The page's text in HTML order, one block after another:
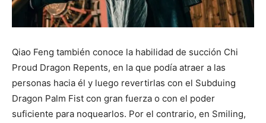
Qiao Feng también conoce la habilidad de succión Chi
Proud Dragon Repents, en la que podía atraer a las
personas hacia él y luego revertirlas con el Subduing
Dragon Palm Fist con gran fuerza o con el poder
suficiente para noquearlos. Por el contrario, en Smiling,